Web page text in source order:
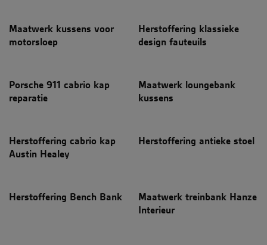
Maatwerk kussens voor
motorsloep
Herstoffering klassieke
design fauteuils
Porsche 911 cabrio kap
reparatie
Maatwerk loungebank
kussens
Herstoffering cabrio kap
Austin Healey
Herstoffering antieke stoel
Herstoffering Bench Bank
Maatwerk treinbank Hanze
Interieur